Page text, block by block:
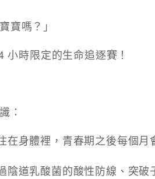
寶嗎？」
時限定的生命追逐賽！
：
在身體裡，青春期之後每個月
陰道乳酸菌的酸性防線、突破